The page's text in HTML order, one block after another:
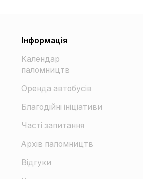
Інформація
Календар
паломництв
Оренда автобусів
Благодійні ініціативи
Часті запитання
Архів паломництв
Відгуки